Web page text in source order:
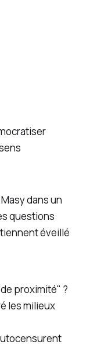
dans un
questions
éveillé
proximité" ?
les milieux